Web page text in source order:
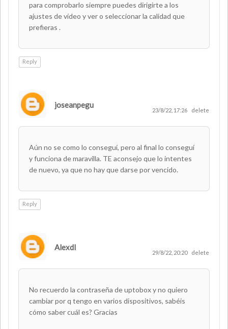
para comprobarlo siempre puedes dirigirte a los
ajustes de vídeo y ver o seleccionar la calidad que
prefieras .
Reply
joseanpegu
23/8/22, 17:26 delete
Aún no se como lo conseguí, pero al final lo conseguí
y funciona de maravilla. TE aconsejo que lo intentes
de nuevo, ya que no hay que darse por vencido.
Reply
Alexdl
29/8/22, 20:20 delete
No recuerdo la contraseña de uptobox y no quiero
cambiar por q tengo en varios dispositivos, sabéis
cómo saber cuál es? Gracias